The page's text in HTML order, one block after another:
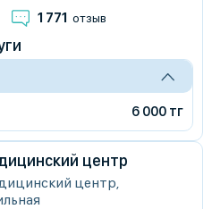
1 771 отзыв
6 000 тг
центр
центр,